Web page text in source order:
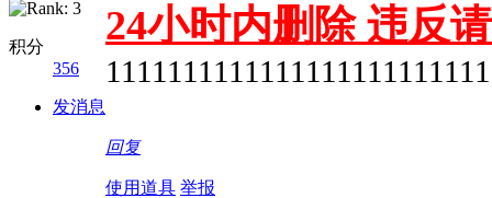
积分
356
发消息
24小时内删除 违反
回复
使用道具 举报